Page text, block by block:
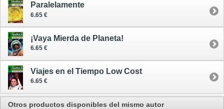
Paralelamente
6.65 €
¡Vaya Mierda de Planeta!
6.65 €
Viajes en el Tiempo Low Cost
6.65 €
Otros productos disponibles del mismo autor